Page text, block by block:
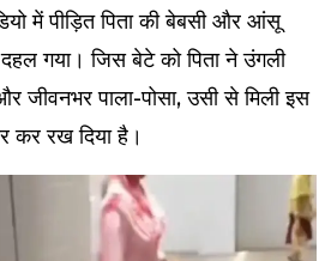
में पीड़ित पिता की बेबसी और आंसू
गया। जिस बेटे को पिता ने उंगली
जीवनभर पाला-पोसा, उसी से मिली इस
कर रख दिया है।